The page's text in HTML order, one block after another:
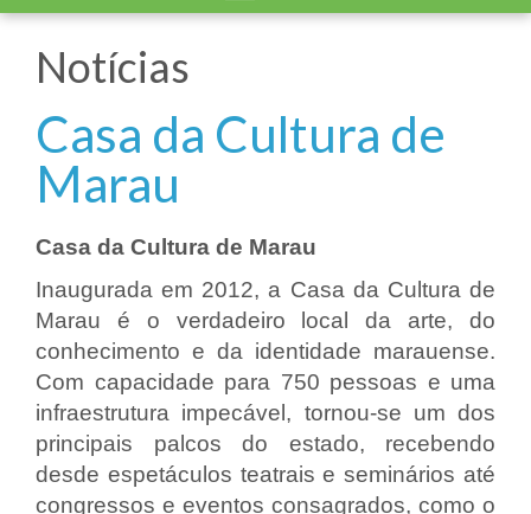
Notícias
Casa da Cultura de
Marau
Casa da Cultura de Marau
Inaugurada em 2012, a Casa da Cultura de
Marau é o verdadeiro local da arte, do
conhecimento e da identidade marauense.
Com capacidade para 750 pessoas e uma
infraestrutura impecável, tornou-se um dos
principais palcos do estado, recebendo
desde espetáculos teatrais e seminários até
congressos e eventos consagrados, como o